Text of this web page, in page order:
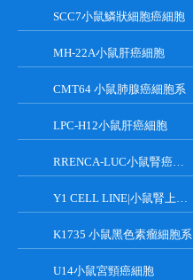
SCC7小鼠鱗狀細胞癌細胞
MH-22A小鼠肝癌細胞
CMT64 小鼠肺腺癌細胞系
LPC-H12小鼠肝癌細胞
RRENCA-LUC小鼠腎癌細胞LUC轉染株
Y1 CELL LINE|小鼠腎上腺皮質瘤細胞
K1735 小鼠黑色素瘤細胞系
U14小鼠宮頸癌細胞